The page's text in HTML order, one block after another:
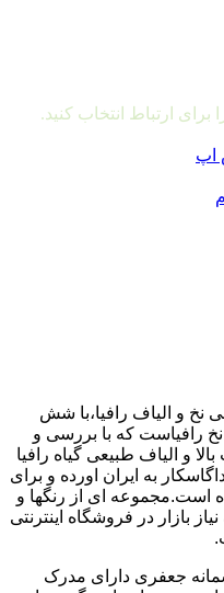
برای ارتباط انتخاب کنید.
اپ
نخ و الیاف رافیا،با شش
نخ رافیاست که با بررسی و
و الیاف طبیعی گیاه رافیا
به ایران اورده و برای
است.مجموعه ای از رنگها و
بازار در فروشگاه اینترنتی
جعفری دارای مدرک